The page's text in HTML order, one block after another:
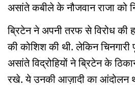
असांते कबीले के नौजवान राजा को
ब्रिटेन ने अपनी तरफ से विरोध
की कोशिश की थी. लेकिन चिनगारी
असांते विद्रोहियों ने ब्रिटेन के
रखे. ये उनकी आज़ादी का आंदोलन